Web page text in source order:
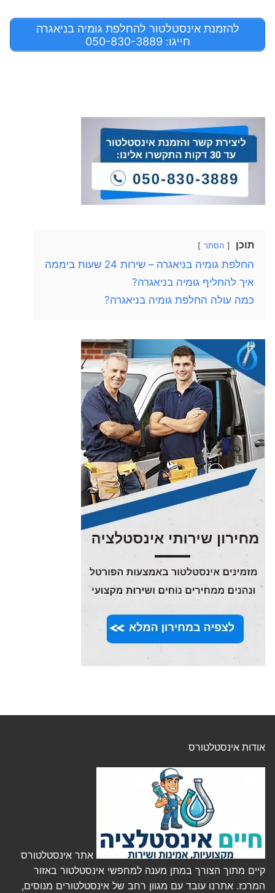
להזמנת אינסטלטור להחלפת גומיה בניאגרה
חייגו: 050-830-3889
תוכן הסתר
החלפת גומיה בניאגרה – שירות 24 שעות ביממה
איך להחליף גומיה בניאגרה?
כמה עולה החלפת גומיה בניאגרה?
אודות אינסטלטורס
אתר אינסטלטורס
קיים מתוך הצורך במתן מענה למחפשי אינסטלטור באזור
המרכז. אתרנו עובד עם מגוון רחב של אינסטלטורים מנוסים,